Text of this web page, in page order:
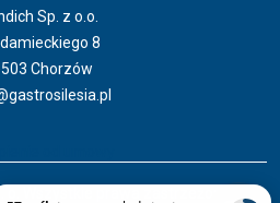
Sp. z o.o.
8
Chorzów
o. Wszystkie prawa zastrzeżone.